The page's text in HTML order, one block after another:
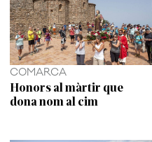
COMARCA
Honors al màrtir que
dona nom al cim